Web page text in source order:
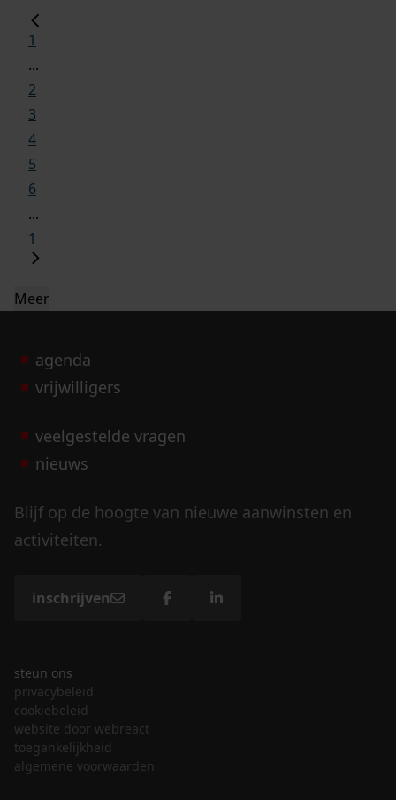
1
...
2
3
4
5
6
...
1
Meer
agenda
vrijwilligers
veelgestelde vragen
nieuws
Blijf op de hoogte van nieuwe aanwinsten en
activiteiten.
inschrijven
steun ons
privacybeleid
cookiebeleid
website door webreact
toegankelijkheid
algemene voorwaarden